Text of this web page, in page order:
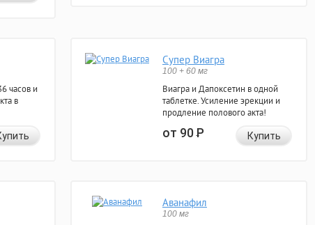
часов и
в
Супер Виагра
100 + 60 мг
Виагра и Дапоксетин в одной
таблетке. Усиление эрекции и
продление полового акта!
от 90Р Купить
Аванафил
100 мг